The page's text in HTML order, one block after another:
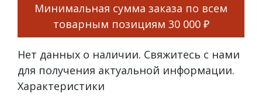
Минимальная сумма заказа по всем
товарным позициям 30 000 ₽
Нет данных о наличии. Свяжитесь с нами
для получения актуальной информации.
Характеристики